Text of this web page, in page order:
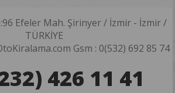
Efeler Mah. Şirinyer / İzmir - İzmir /
TÜRKİYE
Gsm : 0(532) 692 85 74
426 11 41